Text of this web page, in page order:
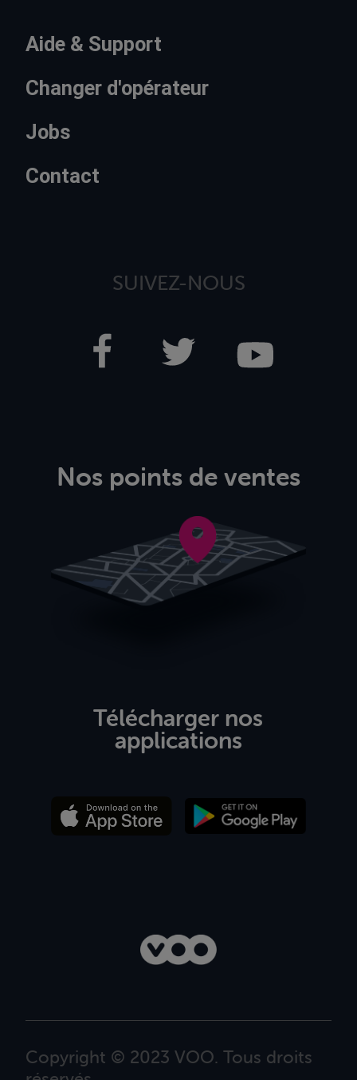
Aide & Support
Changer d'opérateur
Jobs
Contact
SUIVEZ-NOUS
Nos points de ventes
Télécharger nos
applications
Copyright © 2023 VOO. Tous droits